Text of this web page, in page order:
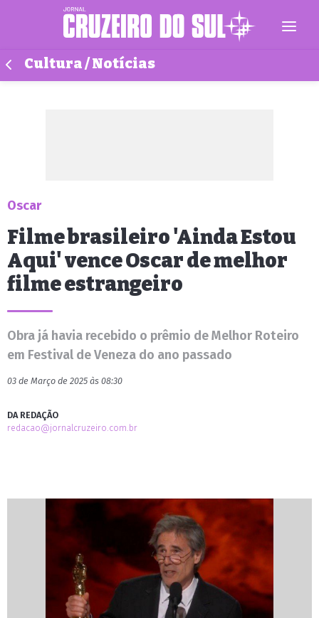
Cultura / Notícias
Oscar
Filme brasileiro 'Ainda Estou
Aqui' vence Oscar de melhor
filme estrangeiro
Obra já havia recebido o prêmio de Melhor Roteiro
em Festival de Veneza do ano passado
03 de Março de 2025 às 08:30
DA REDAÇÃO
redacao@jornalcruzeiro.com.br